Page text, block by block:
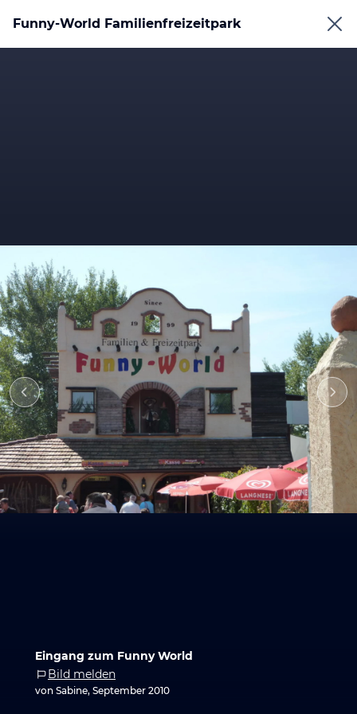
Funny-World Familienfreizeitpark
Eingang zum Funny World
Bild melden
von Sabine, September 2010